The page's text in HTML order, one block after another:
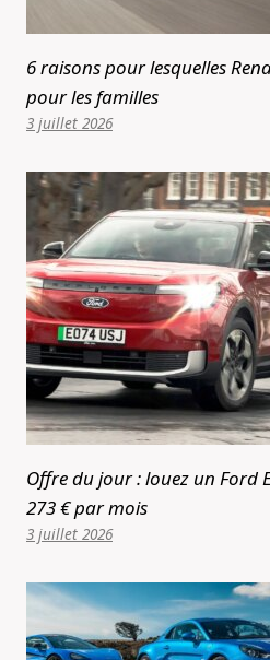
6 raisons pour lesquelles
pour les familles
3 juillet 2026
Offre du jour : louez un Ford
273 € par mois
3 juillet 2026